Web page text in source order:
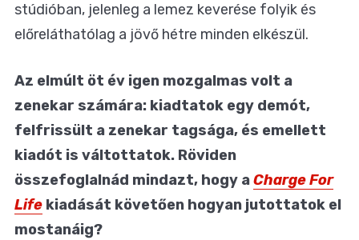
stúdióban, jelenleg a lemez keverése folyik és
előreláthatólag a jövő hétre minden elkészül.
Az elmúlt öt év igen mozgalmas volt a
zenekar számára: kiadtatok egy demót,
felfrissült a zenekar tagsága, és emellett
kiadót is váltottatok. Röviden
összefoglalnád mindazt, hogy aCharge For
Life kiadását követően hogyan jutottatok el
mostanáig?